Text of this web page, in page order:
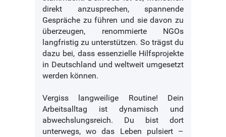
direkt anzusprechen, spannende
Gespräche zu führen und sie davon zu
überzeugen, renommierte NGOs
langfristig zu unterstützen. So trägst du
dazu bei, dass essenzielle Hilfsprojekte
in Deutschland und weltweit umgesetzt
werden können.
Vergiss langweilige Routine! Dein
Arbeitsalltag ist dynamisch und
abwechslungsreich. Du bist dort
unterwegs, wo das Leben pulsiert –